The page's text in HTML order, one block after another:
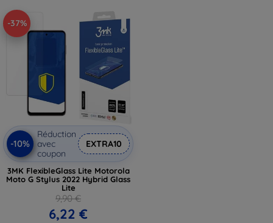
-37%
-10%
Réduction
avec
coupon
EXTRA10
3MK FlexibleGlass Lite Motorola
Moto G Stylus 2022 Hybrid Glass
Lite
9,90 €
6,22 €